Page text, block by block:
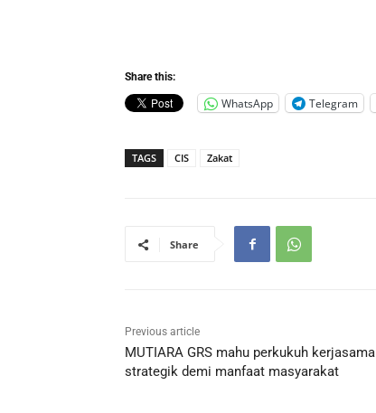
Share this:
WhatsApp Telegram
TAGS CIS Zakat
Share
Previous article
MUTIARA GRS mahu perkukuh kerjasama
strategik demi manfaat masyarakat